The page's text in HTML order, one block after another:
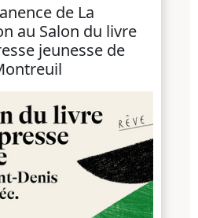
de La
au Salon du livre
jeunesse de